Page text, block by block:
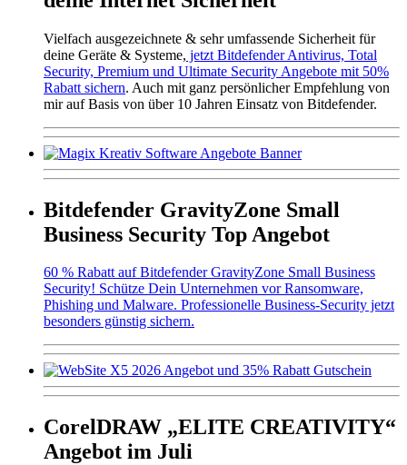
Vielfach ausgezeichnete & sehr umfassende Sicherheit für
deine Geräte & Systeme, jetzt Bitdefender Antivirus, Total
Security, Premium und Ultimate Security Angebote mit 50%
Rabatt sichern. Auch mit ganz persönlicher Empfehlung von
mir auf Basis von über 10 Jahren Einsatz von Bitdefender.
Bitdefender GravityZone Small
Business Security Top Angebot
60 % Rabatt auf Bitdefender GravityZone Small Business
Security! Schütze Dein Unternehmen vor Ransomware,
Phishing und Malware. Professionelle Business-Security jetzt
besonders günstig sichern.
CorelDRAW „ELITE CREATIVITY“
Angebot im Juli